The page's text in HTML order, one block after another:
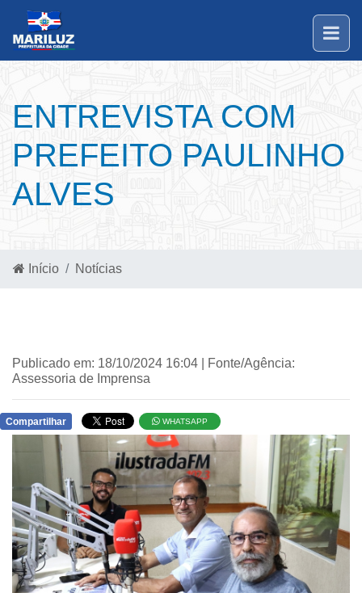
ENTREVISTA COM
PREFEITO PAULINHO
ALVES
Início Notícias
Publicado em: 18/10/2024 16:04 | Fonte/Agência:
Assessoria de Imprensa
Compartilhar WHATSAPP